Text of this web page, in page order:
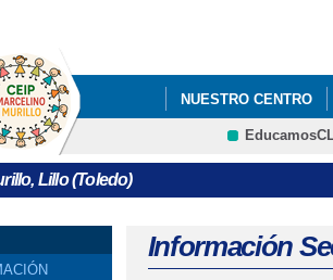
NUESTRO CENTRO
INNOVARETOS CLM
Lillo (Toledo)
usted aquí
Información